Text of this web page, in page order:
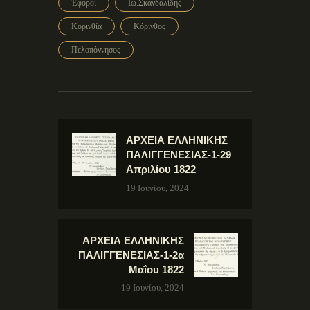
Έφοροι Ιω.Σκανδαλίδης
Κορινθία Κόρινθος
Πελοπόννησος
ΑΡΧΕΙΑ ΕΛΛΗΝΙΚΗΣ
ΠΑΛΙΓΓΕΝΕΣΙΑΣ-1-29
Απριλίου 1822
19 Ιουνίου, 2024
ΑΡΧΕΙΑ ΕΛΛΗΝΙΚΗΣ
ΠΑΛΙΓΓΕΝΕΣΙΑΣ-1-2α
Μαΐου 1822
19 Ιουνίου, 2024